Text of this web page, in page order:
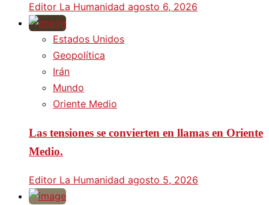
Editor La Humanidad agosto 6, 2026
Estados Unidos
Geopolítica
Irán
Mundo
Oriente Medio
Las tensiones se convierten en llamas en Oriente
Medio.
Editor La Humanidad agosto 5, 2026